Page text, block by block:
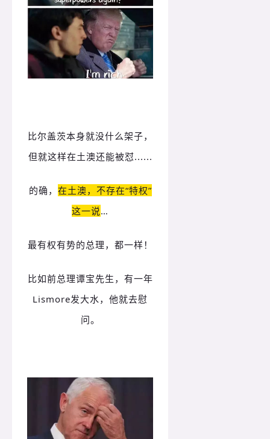
比尔盖茨本身就没什么架子，
但就这样在土澳还能被怼......
的确， 在土澳，不存在“特权”
这一说…
最有权有势的总理，都一样！
比如前总理谭宝先生，有一年
Lismore发大水，他就去慰
问。